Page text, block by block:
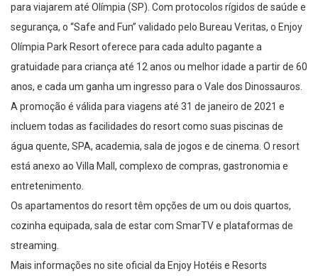
para viajarem até Olímpia (SP). Com protocolos rígidos de saúde e
segurança, o “Safe and Fun” validado pelo Bureau Veritas, o Enjoy
Olímpia Park Resort oferece para cada adulto pagante a
gratuidade para criança até 12 anos ou melhor idade a partir de 60
anos, e cada um ganha um ingresso para o Vale dos Dinossauros.
A promoção é válida para viagens até 31 de janeiro de 2021 e
incluem todas as facilidades do resort como suas piscinas de
água quente, SPA, academia, sala de jogos e de cinema. O resort
está anexo ao Villa Mall, complexo de compras, gastronomia e
entretenimento.
Os apartamentos do resort têm opções de um ou dois quartos,
cozinha equipada, sala de estar com SmarTV e plataformas de
streaming.
Mais informações no site oficial da Enjoy Hotéis e Resorts